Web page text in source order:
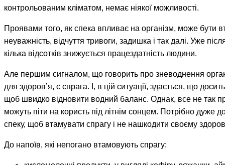
контрольованим кліматом, немає ніякої можливості.
Проявами того, як спека впливає на організм, може бути
неуважність, відчуття тривоги, задишка і так далі. Уже
кілька відсотків знижується працездатність людини.
Але першим сигналом, що говорить про зневоднення
для здоров’я, є спрага. І, в цій ситуації, здається, що
щоб швидко відновити водний баланс. Однак, все не так
можуть піти на користь під літнім сонцем. Потрібно
спеку, щоб втамувати спрагу і не нашкодити своєму
До напоїв, які непогано втамовують спрагу: